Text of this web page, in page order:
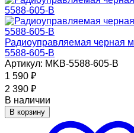
Радиоуправляемая черная
5588-605-B
Артикул: MKB-5588-605-B
1 590 ₽
2 390 ₽
В наличии
В корзину